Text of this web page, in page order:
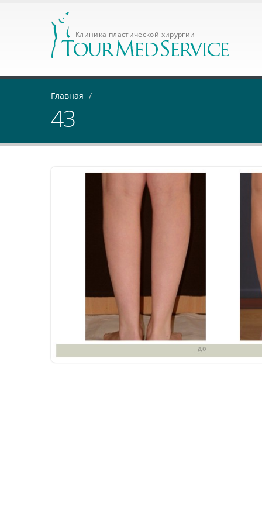
Клиника пластической хирургии
Главная /
43